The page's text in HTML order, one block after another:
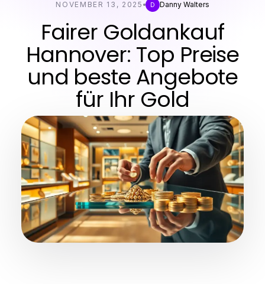
NOVEMBER 13, 2025
D Danny Walters
Fairer Goldankauf
Hannover: Top Preise
und beste Angebote
für Ihr Gold